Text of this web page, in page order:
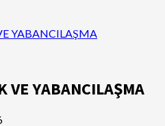
YABANCILAŞMA
VE YABANCILAŞMA